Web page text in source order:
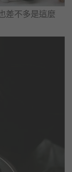
差不多是這麼